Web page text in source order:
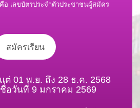
อ เลขบัตรประจำตัวประชาชนผู้สมัคร
สมัครเรียน
ต่ 01 พ.ย. ถึง 28 ธ.ค. 2568
อวันที่ 9 มกราคม 2569